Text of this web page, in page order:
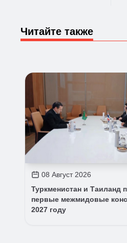
Читайте также
08 Август 2026
Туркменистан и Таиланд
первые межмидовые
2027 году